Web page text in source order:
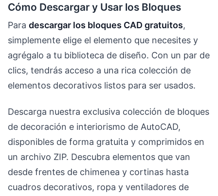
Cómo Descargar y Usar los Bloques
Para descargar los bloques CAD gratuitos,
simplemente elige el elemento que necesites y
agrégalo a tu biblioteca de diseño. Con un par de
clics, tendrás acceso a una rica colección de
elementos decorativos listos para ser usados.
Descarga nuestra exclusiva colección de bloques
de decoración e interiorismo de AutoCAD,
disponibles de forma gratuita y comprimidos en
un archivo ZIP. Descubra elementos que van
desde frentes de chimenea y cortinas hasta
cuadros decorativos, ropa y ventiladores de